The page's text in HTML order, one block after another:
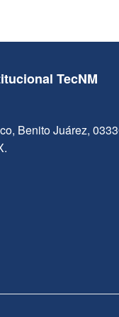
TecNM
Benito Juárez,